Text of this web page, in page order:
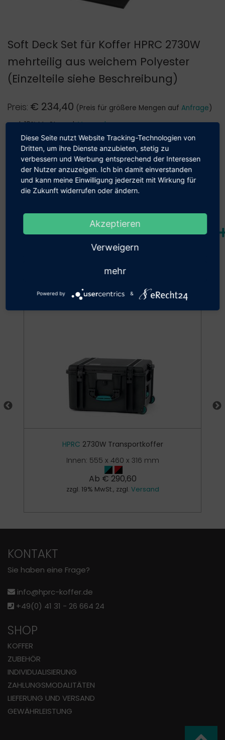
Soft Deck Set für Koffer HPRC 2730W
mehrteilig aus weichem Polyester
(Einzelteile siehe Beschreibung)
Preis: € 234,40 (Preis für größere Mengen auf Anfrage)
zzgl. 19% MwSt., zzgl.Versand
Verkauf nur an Geschäftskunden und Behörden möglich
Anzahl:
Beschreibung und technische Details
HPRC 2730W Transportkoffer
Innen: 555 x 460 x 316 mm
Ab € 290,60
zzgl. 19% MwSt., zzgl. Versand
Unser Shop beliefert aus­schließ­lich
Geschäfts­kunden.
nehmen, Gewerbe­treiben­de(r) oder als
Behörde einkaufe.
KONTAKT
Sie haben eine Frage?
info@hprc-koffer.de
+49(0) 41 31 - 26 664 24
SHOP
KOFFER
ZUBEHÖR
INDIVIDUALISIERUNG
ZAHLUNGS­MODALITÄTEN
LIEFERUNG UND VERSAND
GEWÄHRLEISTUNG
Diese Seite nutzt Website Tracking-Technologien von
Dritten, um ihre Dienste anzubieten, stetig zu
verbessern und Werbung entsprechend der Interessen
der Nutzer anzuzeigen. Ich bin damit einverstanden
und kann meine Einwilligung jederzeit mit Wirkung für
die Zukunft widerrufen oder ändern.
Akzeptieren
Verweigern
mehr
Powered by &